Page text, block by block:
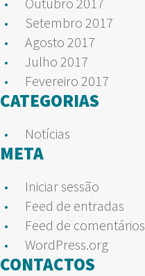
Setembro 2017
Agosto 2017
Julho 2017
Fevereiro 2017
CATEGORIAS
Notícias
META
Iniciar sessão
Feed de entradas
Feed de comentários
WordPress.org
CONTACTOS